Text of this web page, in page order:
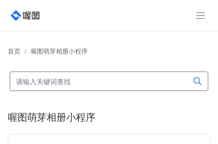
展开
首页 喔图萌芽相册小程序
喔图萌芽相册小程序